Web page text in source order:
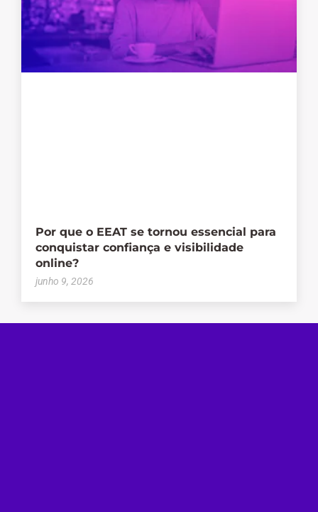
Por que o EEAT se tornou essencial para
conquistar confiança e visibilidade
online?
junho 9, 2026